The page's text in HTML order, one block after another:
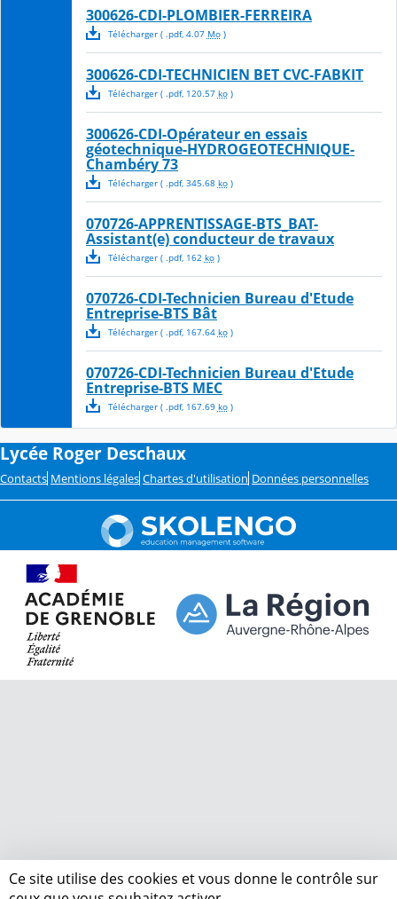
300626-CDI-PLOMBIER-FERREIRA
Télécharger( .pdf, 4.07 Mo)
300626-CDI-TECHNICIEN BET CVC-FABKIT
Télécharger( .pdf, 120.57 ko)
300626-CDI-Opérateur en essais
géotechnique-HYDROGEOTECHNIQUE-
Chambéry 73
Télécharger( .pdf, 345.68 ko)
070726-APPRENTISSAGE-BTS_BAT-
Assistant(e) conducteur de travaux
Télécharger( .pdf, 162 ko)
070726-CDI-Technicien Bureau d'Etude
Entreprise-BTS Bât
Télécharger( .pdf, 167.64 ko)
070726-CDI-Technicien Bureau d'Etude
Entreprise-BTS MEC
Télécharger( .pdf, 167.69 ko)
Lycée Roger Deschaux
Contacts Mentions légales Chartes d'utilisation Données personnelles
Ce site utilise des cookies et vous donne le contrôle sur